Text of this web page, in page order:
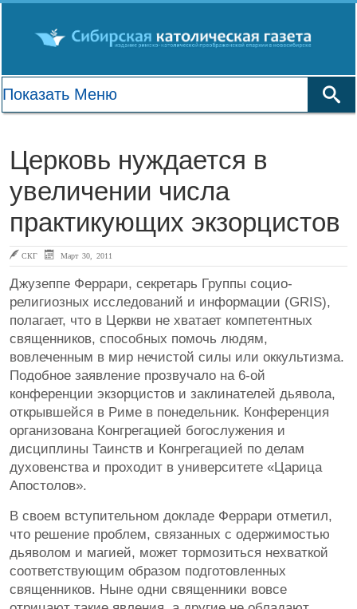
Церковь нуждается в
увеличении числа
практикующих экзорцистов
СКГ Март 30, 2011
Джузеппе Феррари, секретарь Группы социо-
религиозных исследований и информации (GRIS),
полагает, что в Церкви не хватает компетентных
священников, способных помочь людям,
вовлеченным в мир нечистой силы или оккультизма.
Подобное заявление прозвучало на 6-ой
конференции экзорцистов и заклинателей дьявола,
открывшейся в Риме в понедельник. Конференция
организована Конгрегацией богослужения и
дисциплины Таинств и Конгрегацией по делам
духовенства и проходит в университете «Царица
Апостолов».
В своем вступительном докладе Феррари отметил,
что решение проблем, связанных с одержимостью
дьяволом и магией, может тормозиться нехваткой
соответствующим образом подготовленных
священников. Ныне одни священники вовсе